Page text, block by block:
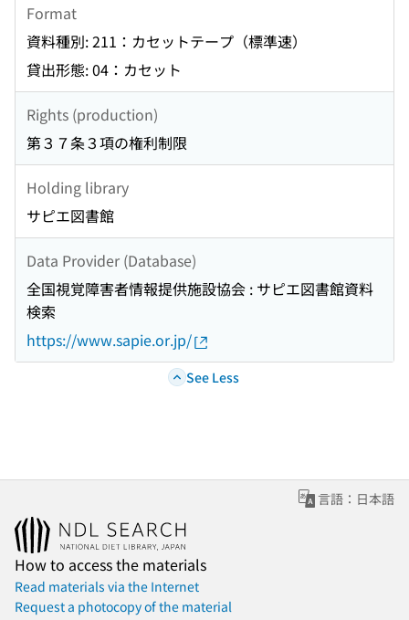
Format
資料種別: 211：カセットテープ（標準速）
貸出形態: 04：カセット
Rights (production)
第３７条３項の権利制限
Holding library
サピエ図書館
Data Provider (Database)
全国視覚障害者情報提供施設協会 : サピエ図書館資料
検索
https://www.sapie.or.jp/
See Less
言語：日本語
How to access the materials
Read materials via the Internet
Request a photocopy of the material